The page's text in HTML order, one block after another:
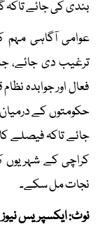
بندی کی جائے تاکہ
عوامی آگاہی مہم
ترغیب دی جائے،
فعال اور جوابدہ
حکومتوں کے
جائے تاکہ فیصلے
کراچی کے شہریوں
نجات مل سکے۔
نوٹ: ایکسپریس